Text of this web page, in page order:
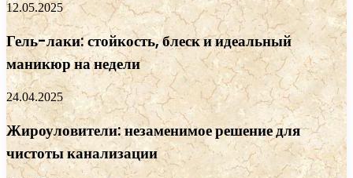
12.05.2025
Гель-лаки: стойкость, блеск и идеальный
маникюр на недели
24.04.2025
Жироуловители: незаменимое решение для
чистоты канализации